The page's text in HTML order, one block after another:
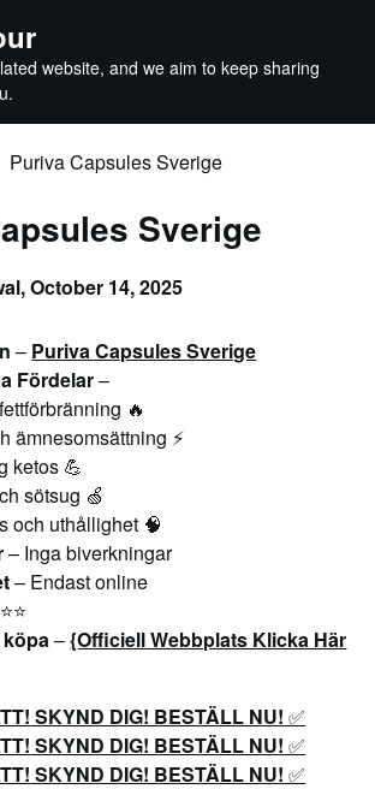
website, and we aim to keep sharing
Sverige
October 14, 2025
– Puriva Capsules Sverige
Fördelar–
🔥
ämnesomsättning ⚡
ketos 💪
sötsug 🍏
och uthållighet 🧠
– Inga biverkningar
– Endast online
köpa–{Officiell Webbplats Klicka Här
SKYND DIG! BESTÄLL NU! ✅
SKYND DIG! BESTÄLL NU! ✅
SKYND DIG! BESTÄLL NU! ✅